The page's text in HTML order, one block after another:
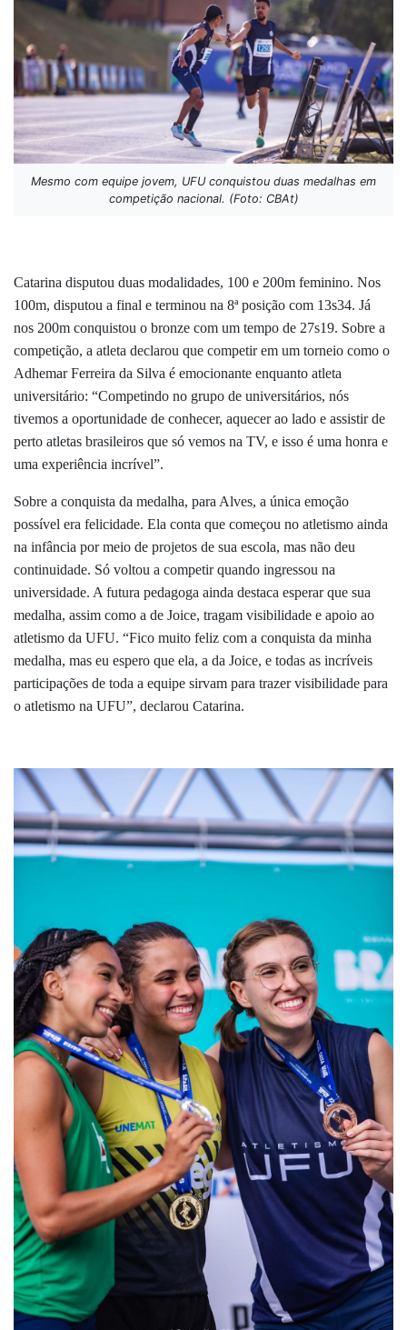
Mesmo com equipe jovem, UFU conquistou duas medalhas em
competição nacional. (Foto: CBAt)
Catarina disputou duas modalidades, 100 e 200m feminino. Nos
100m, disputou a final e terminou na 8ª posição com 13s34. Já
nos 200m conquistou o bronze com um tempo de 27s19. Sobre a
competição, a atleta declarou que competir em um torneio como o
Adhemar Ferreira da Silva é emocionante enquanto atleta
universitário: “Competindo no grupo de universitários, nós
tivemos a oportunidade de conhecer, aquecer ao lado e assistir de
perto atletas brasileiros que só vemos na TV, e isso é uma honra e
uma experiência incrível”.
Sobre a conquista da medalha, para Alves, a única emoção
possível era felicidade. Ela conta que começou no atletismo ainda
na infância por meio de projetos de sua escola, mas não deu
continuidade. Só voltou a competir quando ingressou na
universidade. A futura pedagoga ainda destaca esperar que sua
medalha, assim como a de Joice, tragam visibilidade e apoio ao
atletismo da UFU. “Fico muito feliz com a conquista da minha
medalha, mas eu espero que ela, a da Joice, e todas as incríveis
participações de toda a equipe sirvam para trazer visibilidade para
o atletismo na UFU”, declarou Catarina.